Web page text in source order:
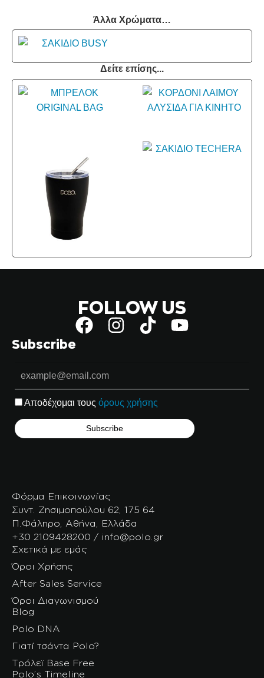
Άλλα Χρώματα…
Δείτε επίσης...
FOLLOW US
Subscribe
Αποδέχομαι τους όρους χρήσης
Φόρμα Επικοινωνίας
Συντ. Ζησιμοπούλου 62, 175 64
Π.Φάληρο, Αθήνα, Ελλάδα
+30 2109428200 / info@polo.gr
Σχετικά με εμάς
Όροι Χρήσης
After Sales Service
Όροι Διαγωνισμού
Blog
Polo DNA
Γιατί τσάντα Polo?
Τρόλεϊ Base Free
Polo’s Timeline